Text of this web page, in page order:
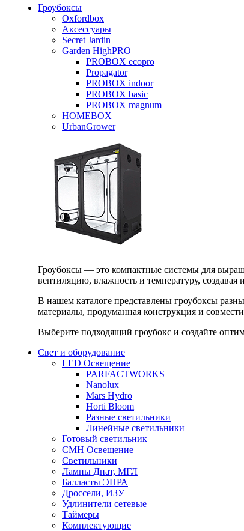
Гроубоксы
Oxfordbox
Аксессуары
Secret Jardin
Garden HighPRO
PROBOX ecopro
Propagator
PROBOX indoor
PROBOX basic
PROBOX magnum
HOMEBOX
UrbanGrower
Гроубоксы — это компактные системы для
вентиляцию, влажность и температуру,
В нашем каталоге представлены гроубоксы
материалы, продуманная конструкция и
Выберите подходящий гроубокс и создайте
Свет и оборудование
LED Освещение
PARFACTWORKS
Nanolux
Mars Hydro
Horti Bloom
Разные светильники
Линейные светильники
Готовый светильник
CMH Освещение
Светильники
Лампы Днат, МГЛ
Балласты ЭПРА
Дроссели, ИЗУ
Удлинители сетевые
Таймеры
Комплектующие